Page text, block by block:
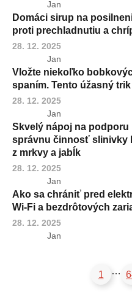
Jan
Domáci sirup na
proti prechladnutiu a
28. 12. 2025
Jan
Vložte niekoľko
spaním. Tento úžasný
28. 12. 2025
Jan
Skvelý nápoj na podporu
správnu činnosť slinivky
z mrkvy a jabĺk
28. 12. 2025
Jan
Ako sa chrániť pred
Wi-Fi a bezdrôtových
28. 12. 2025
Jan
1 …